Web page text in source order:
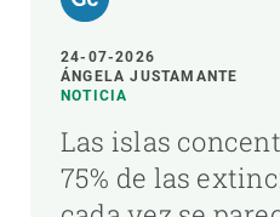
24-07-2026
ÁNGELA JUSTAMANTE
NOTICIA
Las islas
75% de las